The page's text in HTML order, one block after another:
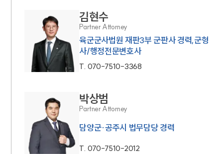
김현수
Partner Attorney
육군군사법원 재판3부 군판사 경력,군형
사/행정전문변호사
T. 070-7510-3368
박상범
Partner Attorney
담양군·공주시 법무담당 경력
T. 070-7510-2012